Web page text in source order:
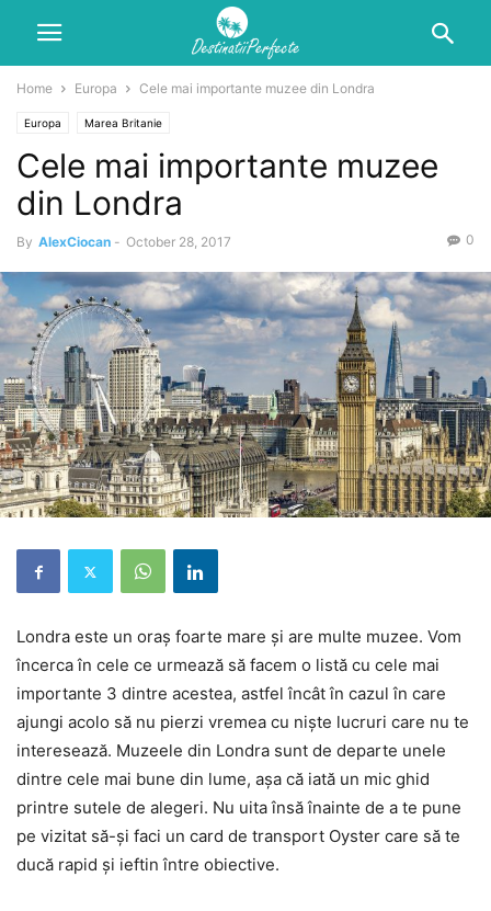
Home Europa Cele mai importante muzee din Londra
Europa Marea Britanie
Cele mai importante muzee
din Londra
By AlexCiocan - October 28, 2017 0
Londra este un oraș foarte mare și are multe muzee. Vom
încerca în cele ce urmează să facem o listă cu cele mai
importante 3 dintre acestea, astfel încât în cazul în care
ajungi acolo să nu pierzi vremea cu niște lucruri care nu te
interesează. Muzeele din Londra sunt de departe unele
dintre cele mai bune din lume, așa că iată un mic ghid
printre sutele de alegeri. Nu uita însă înainte de a te pune
pe vizitat să-și faci un card de transport Oyster care să te
ducă rapid și ieftin între obiective.